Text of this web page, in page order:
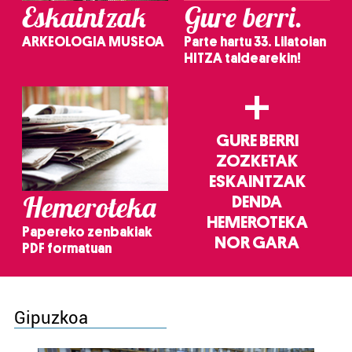
Eskaintzak
ARKEOLOGIA MUSEOA
Gure berri.
Parte hartu 33. Lilatoian
HITZA taldearekin!
Hemeroteka
Papereko zenbakiak
PDF formatuan
+
GURE BERRI
ZOZKETAK
ESKAINTZAK
DENDA
HEMEROTEKA
NOR GARA
Gipuzkoa